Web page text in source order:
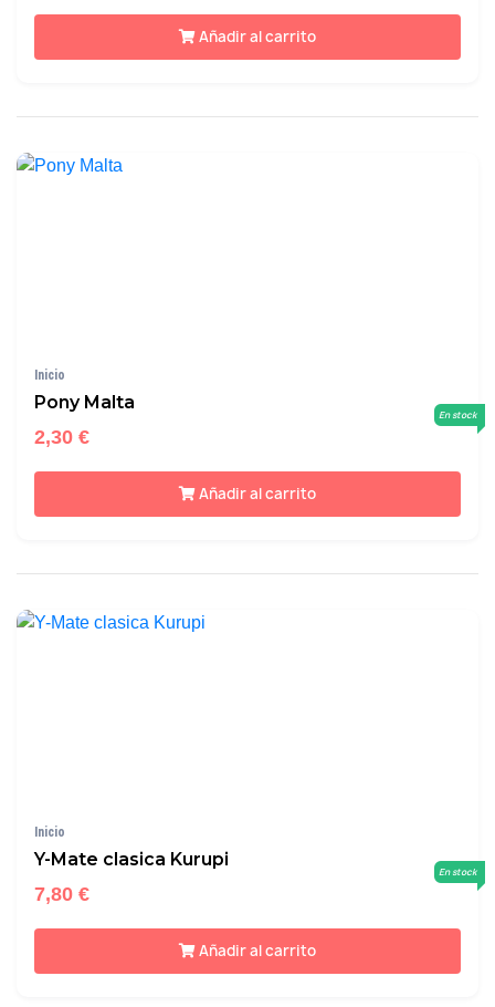
Añadir al carrito
Inicio
Pony Malta
2,30 €
En stock
Añadir al carrito
Inicio
Y-Mate clasica Kurupi
7,80 €
En stock
Añadir al carrito